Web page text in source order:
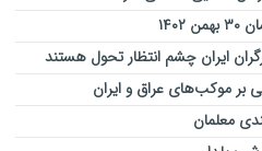
ایران چشم‌ انتظار تحول هستند
موکب‌های عراق و ایران
معلمان